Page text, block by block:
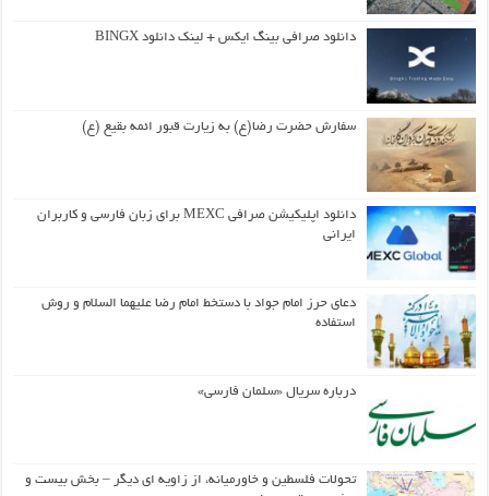
دانلود صرافی بینگ ایکس + لینک دانلود BINGX
سفارش حضرت رضا(ع) به زیارت قبور ائمه بقیع (ع)
دانلود اپلیکیشن صرافی MEXC برای زبان فارسی و کاربران
ایرانی
دعای حرز امام جواد با دستخط امام رضا علیهما السلام و روش
استفاده
درباره سریال «سلمان فارسی»
تحولات فلسطین و خاورمیانه، از زاویه ای دیگر – بخش بیست و